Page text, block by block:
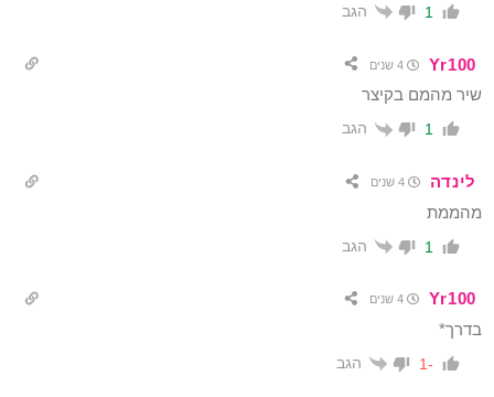
1 הגב
Yr100 4 שנים
שיר מהמם בקיצר
1 הגב
לינדה 4 שנים
מהממת
1 הגב
Yr100 4 שנים
בדרך*
-1 הגב